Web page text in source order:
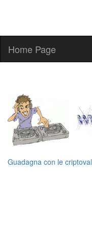
Home Page
Guadagna con le